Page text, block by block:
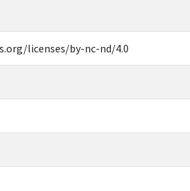
licenses/by-nc-nd/4.0